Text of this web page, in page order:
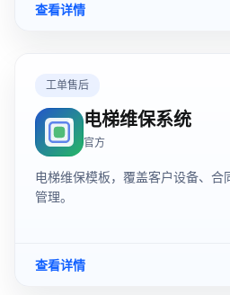
查看详情
工单售后
电梯维保系统
官方
电梯维保模板，覆盖客户设备、合
管理。
查看详情